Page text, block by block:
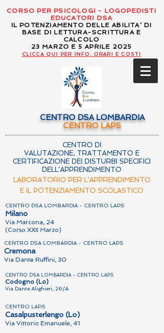
CORSO PER PSICOLOGI - LOGOPEDISTI
EDUCATORI DSA
IL POTENZIAMENTO DELLE ABILITA’ DI
BASE DI LETTURA-SCRITTURA E
CALCOLO
23 MARZO E 5 APRILE 2025
CLICCA QUI PER INFO, ORARI E COSTI
CENTRO DSA LOMBARDIA
CENTRO LAPS
CENTRO DI
VALUTAZIONE, TRATTAMENTO E
CERTIFICAZIONE DEI DISTURBI SPECIFICI
DELL'APPRENDIMENTO
LABORATORIO PER L'APPRENDIMENTO
E IL POTENZIAMENTO SCOLASTICO
CENTRO DSA LOMBARDIA - CENTRO LAPS
Milano
Via Marcona, 24
(Corso XXII Marzo)
CENTRO DSA LOMBARDIA - CENTRO LAPS
Cremona
Via Dante Ruffini, 30
CENTRO DSA LOMBARDIA - CENTRO LAPS
Codogno (Lo)
Via Dante Alighieri, 26/A
CENTRO LAPS
Casalpusterlengo (Lo)
Via Vittorio Emanuele, 41